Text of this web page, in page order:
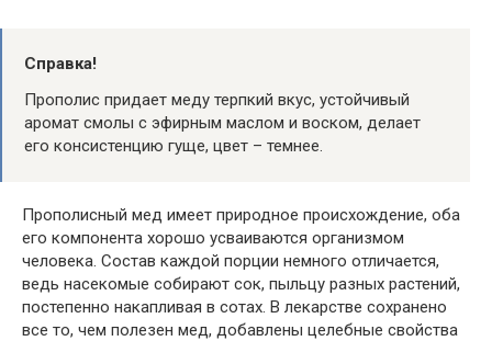
Справка!
Прополис придает меду терпкий вкус, устойчивый
аромат смолы с эфирным маслом и воском, делает
его консистенцию гуще, цвет – темнее.
Прополисный мед имеет природное происхождение, оба
его компонента хорошо усваиваются организмом
человека. Состав каждой порции немного отличается,
ведь насекомые собирают сок, пыльцу разных растений,
постепенно накапливая в сотах. В лекарстве сохранено
все то, чем полезен мед, добавлены целебные свойства